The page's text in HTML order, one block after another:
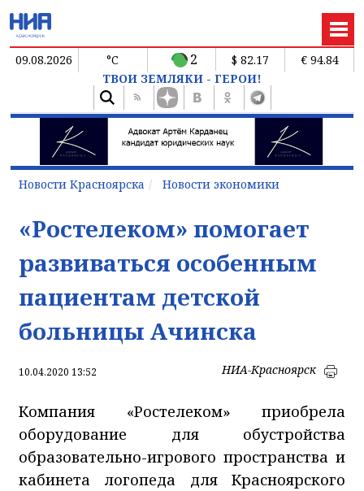
09.08.2026 °C 2 $ 82.17
€ 94.84
ТВОИ ЗЕМЛЯКИ - ГЕРОИ!
Новости Красноярска Новости экономики
«Ростелеком» помогает
развиваться особенным
пациентам детской
больницы Ачинска
10.04.2020 13:52 НИА-Красноярск
Компания «Ростелеком» приобрела
оборудование для обустройства
образовательно-игрового пространства и
кабинета логопеда для Красноярского